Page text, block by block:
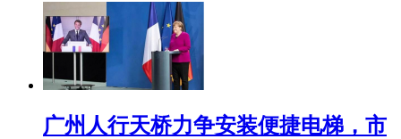
广州人行天桥力争安装便捷电梯，市